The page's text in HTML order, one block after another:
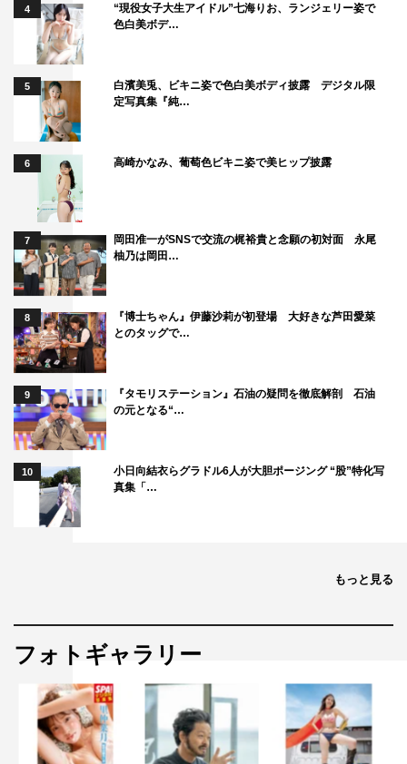
4
“現役女子大生アイドル”七海りお、ランジェリー姿で
色白美ボデ…
5
白濱美兎、ビキニ姿で色白美ボディ披露 デジタル限
定写真集『純…
6 高崎かなみ、葡萄色ビキニ姿で美ヒップ披露
7
岡田准一がSNSで交流の梶裕貴と念願の初対面 永尾
柚乃は岡田…
8
『博士ちゃん』伊藤沙莉が初登場 大好きな芦田愛菜
とのタッグで…
9
『タモリステーション』石油の疑問を徹底解剖 石油
の元となる“…
10
小日向結衣らグラドル6人が大胆ポージング “股”特化写
真集「…
もっと見る
フォトギャラリー